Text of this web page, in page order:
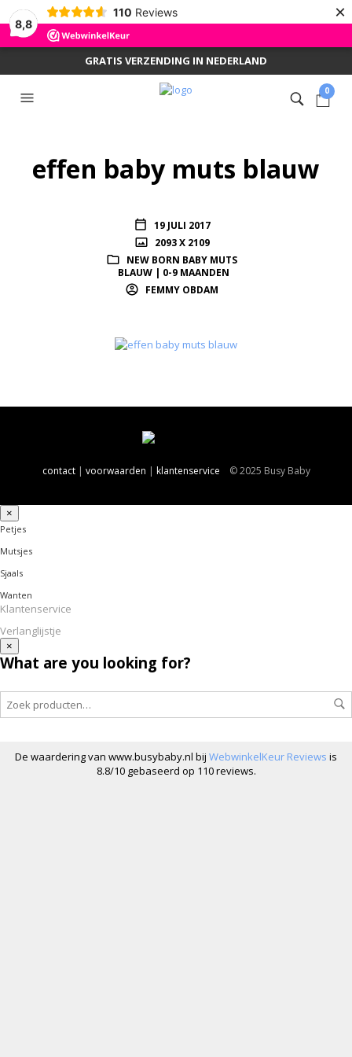
8,8
110 Reviews ×
GRATIS VERZENDING IN NEDERLAND
0
effen baby muts blauw
19 JULI 2017
2093 X 2109
NEW BORN BABY MUTS
BLAUW | 0-9 MAANDEN
FEMMY OBDAM
contact| voorwaarden | klantenservice © 2025 Busy Baby
×
Petjes
Mutsjes
Sjaals
Wanten
Klantenservice
Verlanglijstje
×
What are you looking for?
De waardering van www.busybaby.nl bij WebwinkelKeur Reviews is
8.8/10 gebaseerd op 110 reviews.